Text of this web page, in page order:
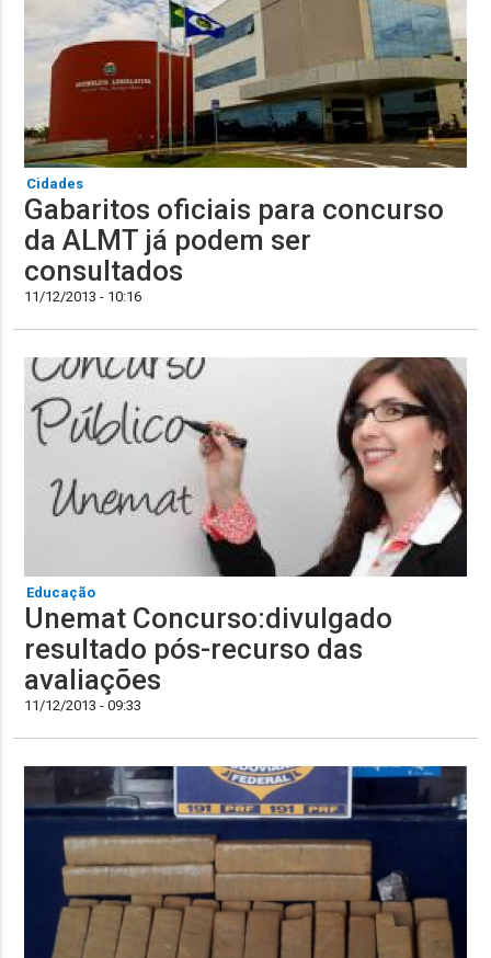
Cidades
Gabaritos oficiais para concurso
da ALMT já podem ser
consultados
11/12/2013 - 10:16
Educação
Unemat Concurso:divulgado
resultado pós-recurso das
avaliações
11/12/2013 - 09:33